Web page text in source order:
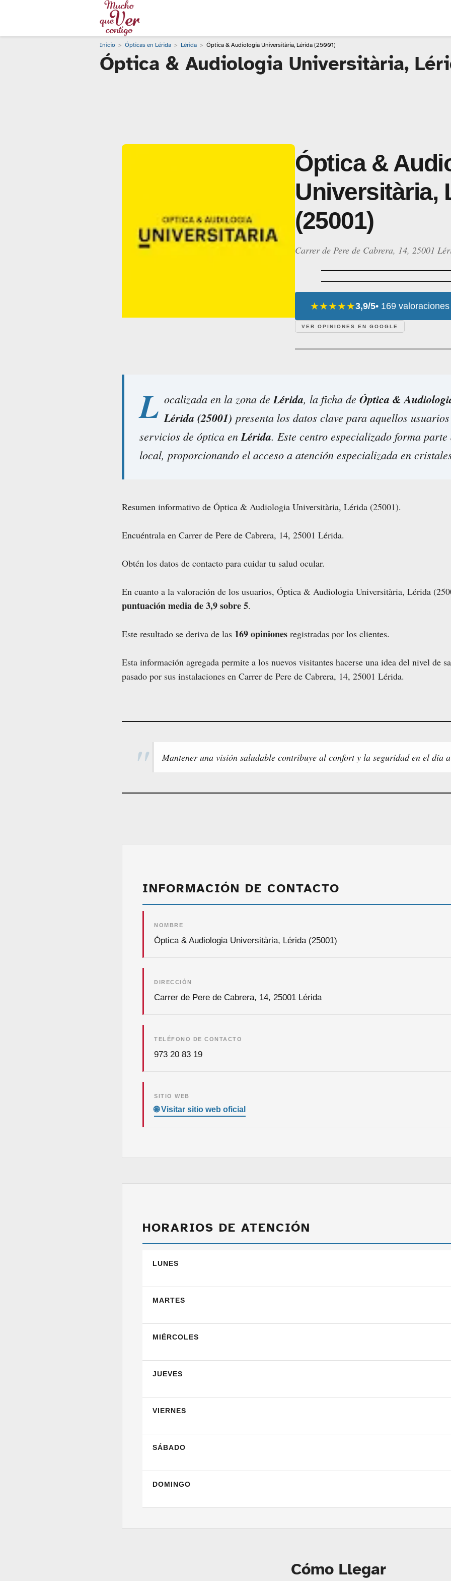
Inicio Ópticas en Lérida Lérida Óptica & Audiologia Universitària, Lérida (25001)
Óptica & Audiologia Universitària,
Óptica &
Universitària,
(25001)
Carrer de Pere de Cabrera, 14, 25001
★★★★★3,9/5• 169 valoraciones
VER OPINIONES EN GOOGLE
L ocalizada en la zona deLérida, la ficha de Óptica &
Lérida (25001) presenta los datos clave para aquellos
servicios de óptica enLérida. Este centro especializado forma
local, proporcionando el acceso a atención especializada en
Resumen informativo de Óptica & Audiologia Universitària, Lérida (25001).
Encuéntrala en Carrer de Pere de Cabrera, 14, 25001 Lérida.
Obtén los datos de contacto para cuidar tu salud ocular.
En cuanto a la valoración de los usuarios, Óptica & Audiologia Universitària, Lérida
puntuación media de 3,9 sobre 5.
Este resultado se deriva de las 169 opiniones registradas por los clientes.
Esta información agregada permite a los nuevos visitantes hacerse una idea del nivel de
pasado por sus instalaciones en Carrer de Pere de Cabrera, 14, 25001 Lérida.
Mantener una visión saludable contribuye al confort y la seguridad en el día
INFORMACIÓN DE CONTACTO
NOMBRE
Óptica & Audiologia Universitària, Lérida (25001)
DIRECCIÓN
Carrer de Pere de Cabrera, 14, 25001 Lérida
TELÉFONO DE CONTACTO
973 20 83 19
SITIO WEB
HORARIOS DE ATENCIÓN
LUNES
MARTES
MIÉRCOLES
JUEVES
VIERNES
SÁBADO
DOMINGO
Cómo Llegar